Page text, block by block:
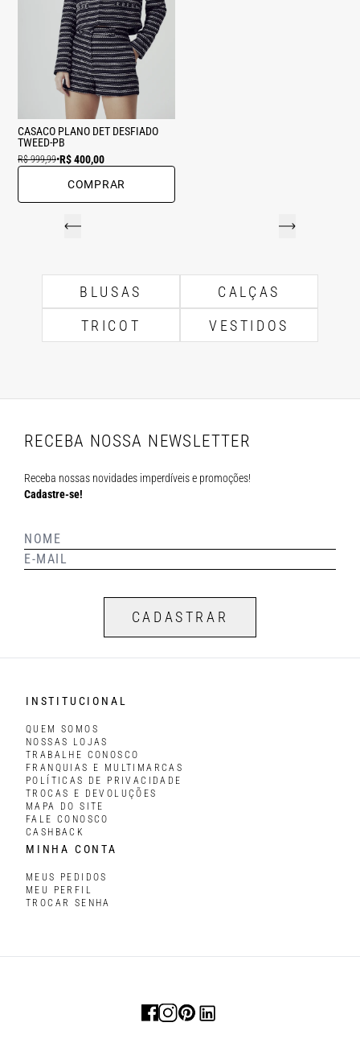
CASACO PLANO DET DESFIADO
TWEED-PB
R$ 999,99•R$ 400,00
COMPRAR
BLUSAS
CALÇAS
TRICOT
VESTIDOS
RECEBA NOSSA NEWSLETTER
Receba nossas novidades imperdíveis e promoções!
Cadastre-se!
CADASTRAR
INSTITUCIONAL
QUEM SOMOS
NOSSAS LOJAS
TRABALHE CONOSCO
FRANQUIAS E MULTIMARCAS
POLÍTICAS DE PRIVACIDADE
TROCAS E DEVOLUÇÕES
MAPA DO SITE
FALE CONOSCO
CASHBACK
MINHA CONTA
MEUS PEDIDOS
MEU PERFIL
TROCAR SENHA